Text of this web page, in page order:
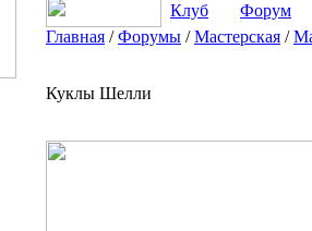
Клуб
Форум
Главная /Форумы /Мастерская /
Куклы Шелли